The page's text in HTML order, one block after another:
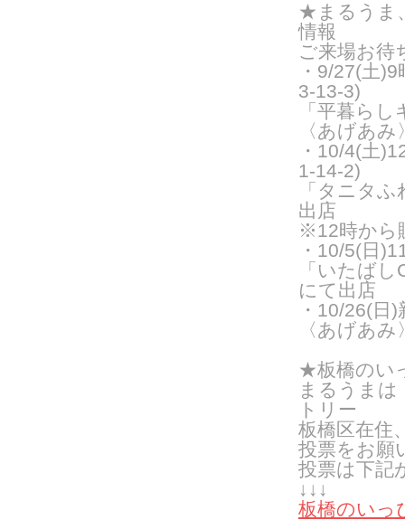
★まるうま
情報
ご来場お待
・ 9/27(土)9
3-13-3)
「平暮ら
〈あげあ
・10/4(土
1-14-2)
「タニタ
出店
※12時から
・10/5(日
「いたば
にて出店
・10/26(日
〈あげあ
★板橋のい
まるうま
トリー
板橋区在住
投票をお願
投票は下記
↓↓↓
板橋のいっ